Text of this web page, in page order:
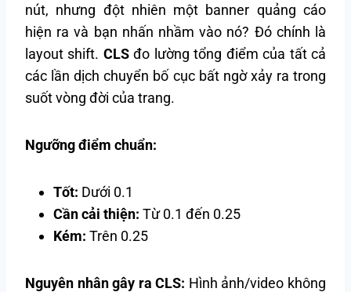
nút, nhưng đột nhiên một banner quảng cáo
hiện ra và bạn nhấn nhầm vào nó? Đó chính là
layout shift. CLSđo lường tổng điểm của tất cả
các lần dịch chuyển bố cục bất ngờ xảy ra trong
suốt vòng đời của trang.
Ngưỡng điểm chuẩn:
Tốt: Dưới 0.1
Cần cải thiện: Từ 0.1 đến 0.25
Kém: Trên 0.25
Nguyên nhân gây ra CLS: Hình ảnh/video không